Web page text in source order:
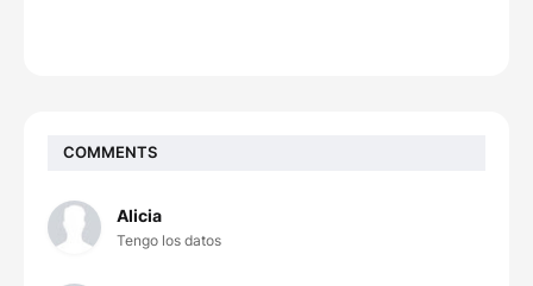
COMMENTS
Alicia
Tengo los datos